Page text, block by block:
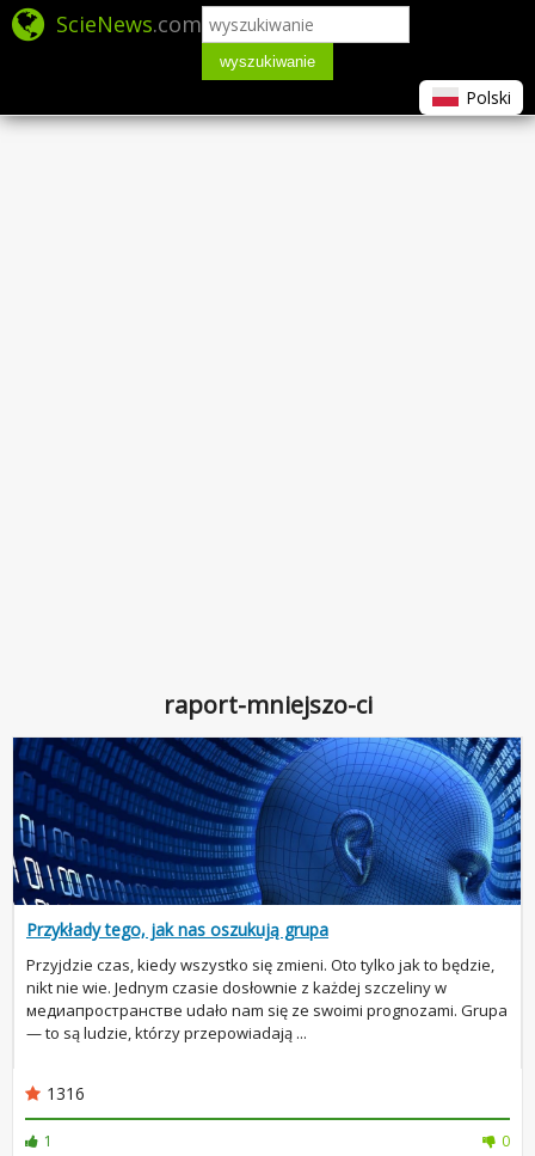
ScieNews.com
wyszukiwanie
Polski
raport-mniejszo-ci
Przykłady tego, jak nas oszukują grupa
Przyjdzie czas, kiedy wszystko się zmieni. Oto tylko jak to będzie,
nikt nie wie. Jednym czasie dosłownie z każdej szczeliny w
медиапространстве udało nam się ze swoimi prognozami. Grupa
— to są ludzie, którzy przepowiadają ...
1316
1
0